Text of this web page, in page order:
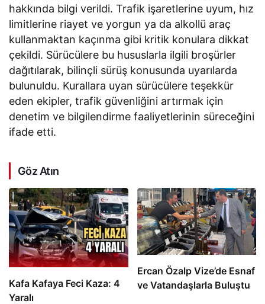
hakkında bilgi verildi. Trafik işaretlerine uyum, hız
limitlerine riayet ve yorgun ya da alkollü araç
kullanmaktan kaçınma gibi kritik konulara dikkat
çekildi. Sürücülere bu hususlarla ilgili broşürler
dağıtılarak, bilinçli sürüş konusunda uyarılarda
bulunuldu. Kurallara uyan sürücülere teşekkür
eden ekipler, trafik güvenliğini artırmak için
denetim ve bilgilendirme faaliyetlerinin süreceğini
ifade etti.
Göz Atın
Kafa Kafaya Feci Kaza: 4
Yaralı
Ercan Özalp Vize’de Esnaf
ve Vatandaşlarla Buluştu